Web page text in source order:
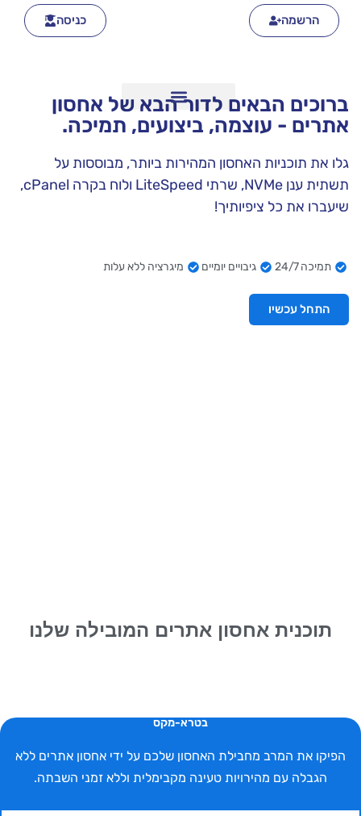
הרשמה כניסה
ברוכים הבאים לדור הבא של אחסון
אתרים - עוצמה, ביצועים, תמיכה.
גלו את תוכניות האחסון המהירות ביותר, מבוססות על
תשתית ענן NVMe, שרתי LiteSpeed ולוח בקרה cPanel,
שיעברו את כל ציפיותיך!
תמיכה 24/7 גיבויים יומיים מיגרציה ללא עלות
התחל עכשיו
תוכנית אחסון אתרים המובילה שלנו
בטרא-מקס​
הפיקו את המרב מחבילת האחסון שלכם על ידי אחסון אתרים ללא
הגבלה עם מהירויות טעינה מקבימלית וללא זמני השבתה.​